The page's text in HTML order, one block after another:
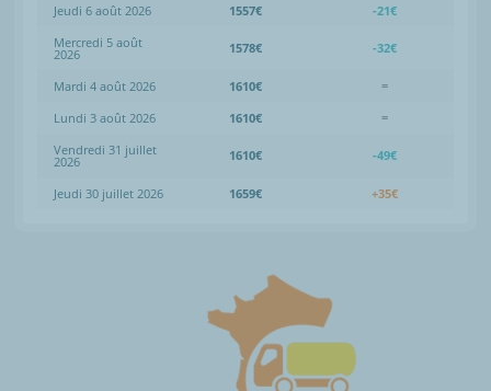
Jeudi 6 août 2026 1557€
-21€
Mercredi 5 août
2026 1578€ -32€
Mardi 4 août 2026 1610€
=
Lundi 3 août 2026
1610€
=
Vendredi 31 juillet
2026 1610€ -49€
Jeudi 30 juillet 2026 1659€ +35€